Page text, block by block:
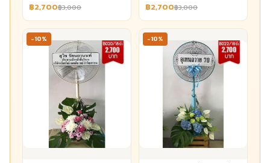
฿2,700฿3,000 ฿2,700฿3,000
-10% -10%